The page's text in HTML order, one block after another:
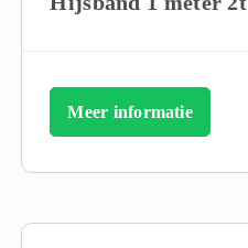
Meer informatie